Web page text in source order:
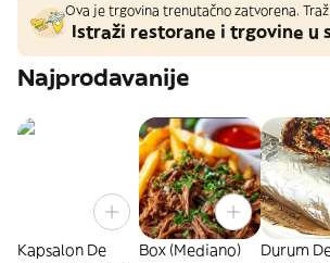
Ova je trgovina trenutačno zatvorena.
Istraži restorane i trgovine u
Najprodavanije
Kapsalon De
Box (Mediano)
Durum